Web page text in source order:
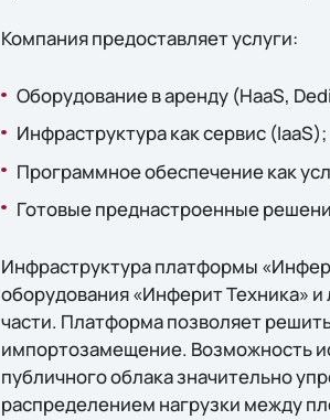
Компания предоставляет услуги:
Оборудование в аренду (HaaS,
Инфраструктура как сервис (IaaS);
Программное обеспечение как
Готовые преднастроенные
Инфраструктура платформы
оборудования «Инферит Техника»
части. Платформа позволяет
импортозамещение. Возможность
публичного облака значительно
распределением нагрузки между